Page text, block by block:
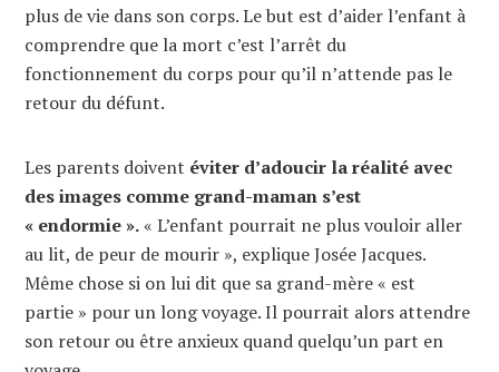
plus de vie dans son corps. Le but est d’aider l’enfant à
comprendre que la mort c’est l’arrêt du
fonctionnement du corps pour qu’il n’attende pas le
retour du défunt.
Les parents doivent éviter d’adoucir la réalité avec
des images comme grand-maman s’est
« endormie ».« L’enfant pourrait ne plus vouloir aller
au lit, de peur de mourir », explique Josée Jacques.
Même chose si on lui dit que sa grand-mère « est
partie » pour un long voyage. Il pourrait alors attendre
son retour ou être anxieux quand quelqu’un part en